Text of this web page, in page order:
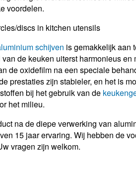
voordelen.
schijven is gemakkelijk aan
de keuken uiterst harmonieus
de oxidefilm na een speciale
prestaties zijn stabieler, en het is
bij het gebruik van de
het milieu.
na de diepe verwerking van
15 jaar ervaring. Wij hebben de
vragen zijn welkom.